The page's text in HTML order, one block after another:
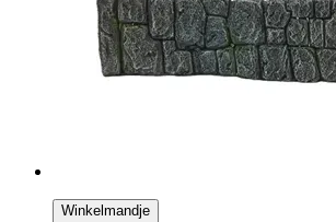
Winkelmandje